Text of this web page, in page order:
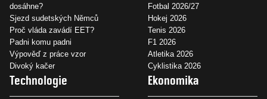
dosáhne?
Sjezd sudetských Němců
Proč vláda zavádí EET?
Padni komu padni
Výpověď z práce vzor
Divoký kačer
Fotbal 2026/27
Hokej 2026
Tenis 2026
F1 2026
Atletika 2026
Cyklistika 2026
Technologie Ekonomika